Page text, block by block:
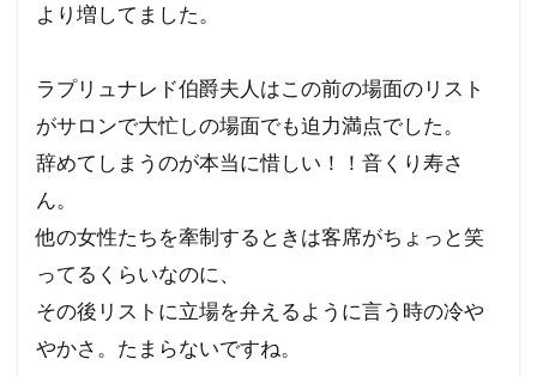
より増してました。
ラプリュナレド伯爵夫人はこの前の場面のリスト
がサロンで大忙しの場面でも迫力満点でした。
辞めてしまうのが本当に惜しい！！音くり寿さ
ん。
他の女性たちを牽制するときは客席がちょっと笑
ってるくらいなのに、
その後リストに立場を弁えるように言う時の冷や
やかさ。たまらないですね。